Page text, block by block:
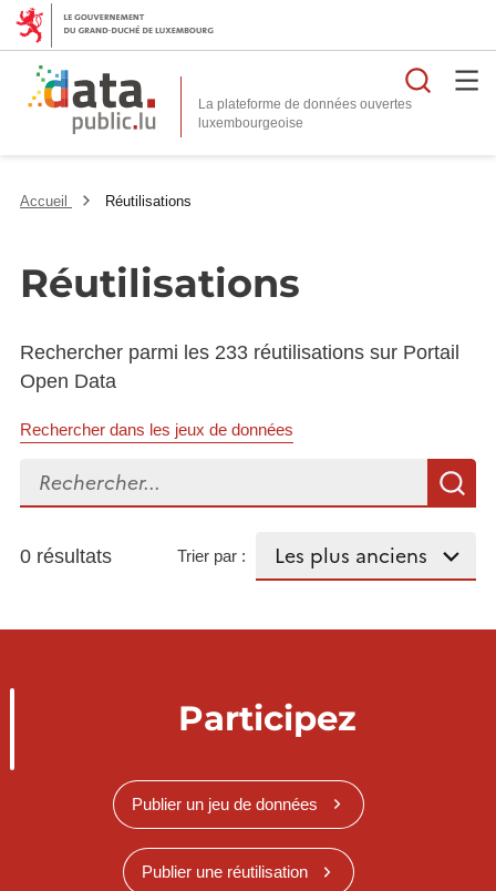
La plateforme de données ouvertes
Accueil Réutilisations
Réutilisations
Rechercher parmi les 233 réutilisations sur Portail
Open Data
Rechercher dans les jeux de données
Rechercher...
0 résultats Trier par :
Participez
Publier un jeu de données
Publier une réutilisation